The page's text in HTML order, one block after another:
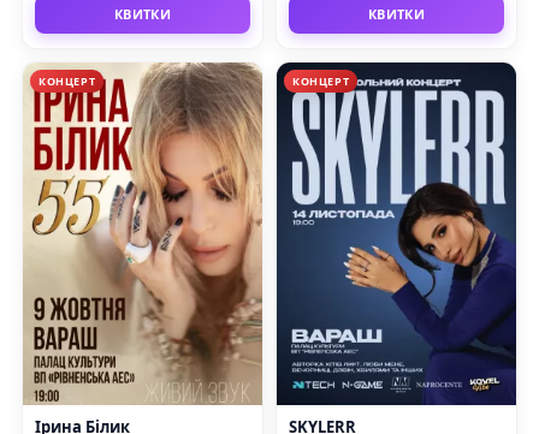
КВИТКИ КВИТКИ
КОНЦЕРТ
Ірина Білик
КОНЦЕРТ
SKYLERR